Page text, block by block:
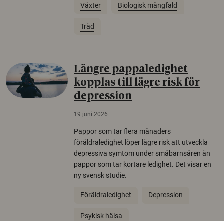
Växter Biologisk mångfald
Träd
Längre pappaledighet
kopplas till lägre risk för
depression
19 juni 2026
Pappor som tar flera månaders
föräldraledighet löper lägre risk att utveckla
depressiva symtom under småbarnsåren än
pappor som tar kortare ledighet. Det visar en
ny svensk studie.
Föräldraledighet Depression
Psykisk hälsa